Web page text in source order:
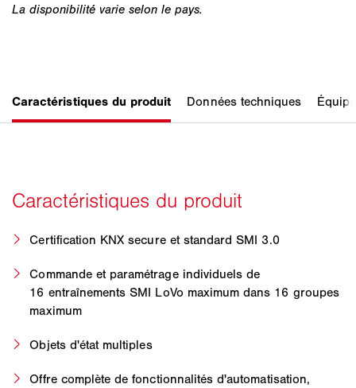
Certification KNX secure et standard SMI 3.0
Commande et paramétrage individuels de
16 entraînements SMI LoVo maximum dans 16 groupes
maximum
Objets d'état multiples
Offre complète de fonctionnalités d'automatisation,